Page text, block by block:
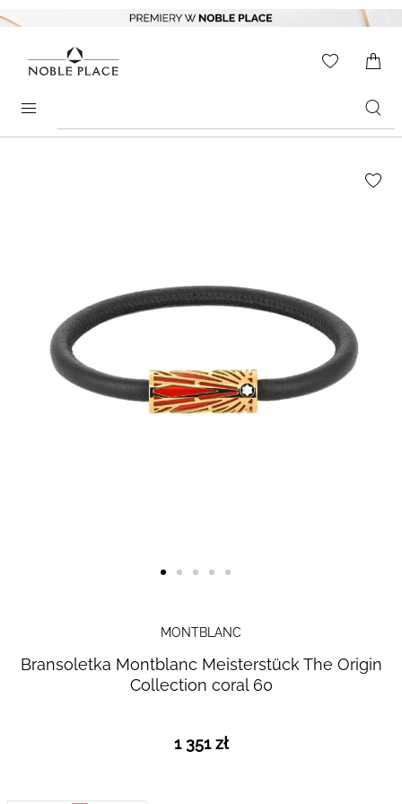
MONTBLANC
Bransoletka Montblanc Meisterstück The Origin
Collection coral 60
of the
1 351 zł